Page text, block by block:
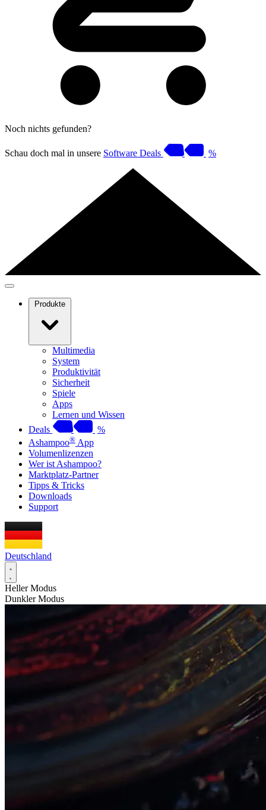
Noch nichts gefunden?
Schau doch mal in unsere Software Deals %
Produkte
Multimedia
System
Produktivität
Sicherheit
Spiele
Apps
Lernen und Wissen
Deals
%
Ashampoo® App
Volumenlizenzen
Wer ist Ashampoo?
Marktplatz-Partner
Tipps & Tricks
Downloads
Support
Deutschland
Heller Modus
Dunkler Modus